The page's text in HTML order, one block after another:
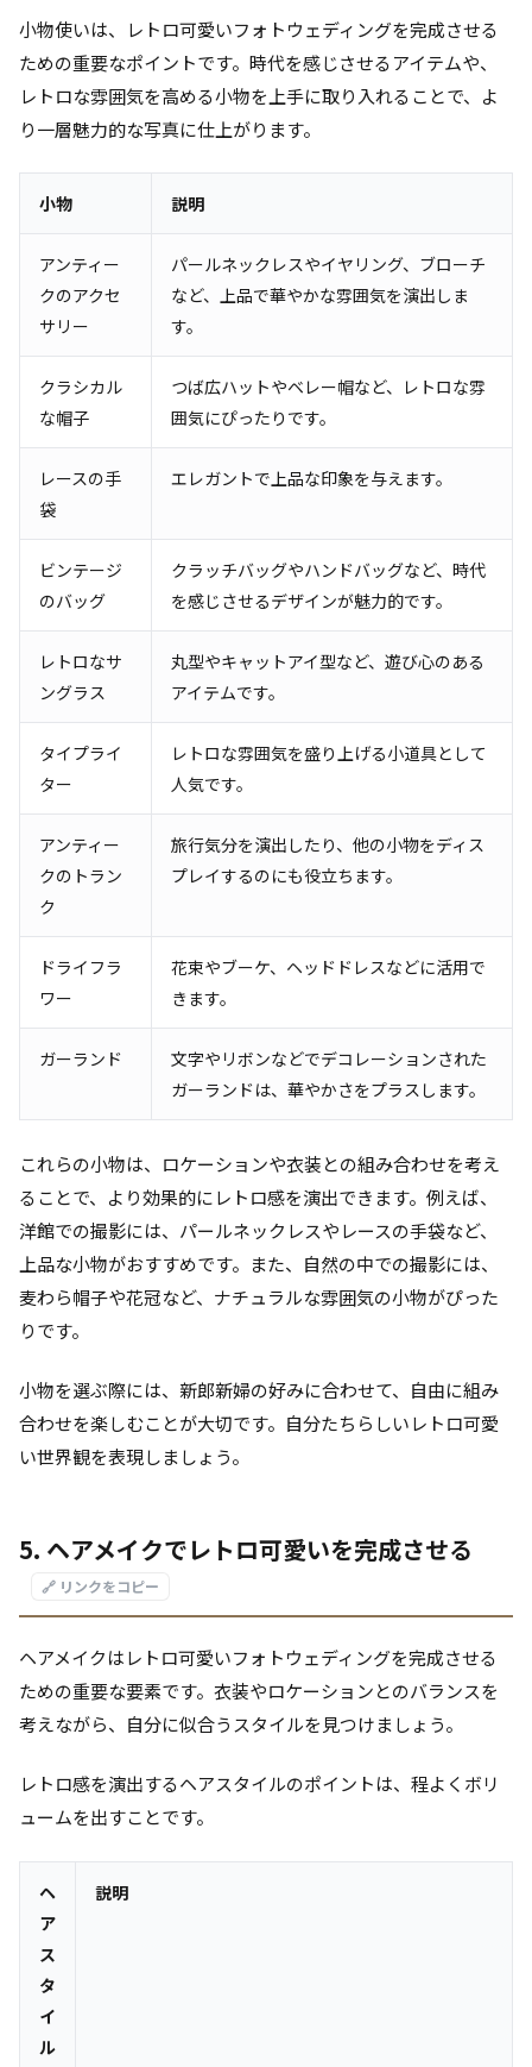
小物使いは、レトロ可愛いフォトウェディングを完成させる
ための重要なポイントです。時代を感じさせるアイテムや、
レトロな雰囲気を高める小物を上手に取り入れることで、よ
り一層魅力的な写真に仕上がります。
小物 説明
アンティー
クのアクセ
サリー
パールネックレスやイヤリング、ブローチ
など、上品で華やかな雰囲気を演出しま
す。
クラシカル
な帽子
つば広ハットやベレー帽など、レトロな雰
囲気にぴったりです。
レースの手
袋
エレガントで上品な印象を与えます。
ビンテージ
のバッグ
クラッチバッグやハンドバッグなど、時代
を感じさせるデザインが魅力的です。
レトロなサ
ングラス
丸型やキャットアイ型など、遊び心のある
アイテムです。
タイプライ
ター
レトロな雰囲気を盛り上げる小道具として
人気です。
アンティー
クのトラン
ク
旅行気分を演出したり、他の小物をディス
プレイするのにも役立ちます。
ドライフラ
ワー
花束やブーケ、ヘッドドレスなどに活用で
きます。
ガーランド
文字やリボンなどでデコレーションされた
ガーランドは、華やかさをプラスします。
これらの小物は、ロケーションや衣装との組み合わせを考え
ることで、より効果的にレトロ感を演出できます。例えば、
洋館での撮影には、パールネックレスやレースの手袋など、
上品な小物がおすすめです。また、自然の中での撮影には、
麦わら帽子や花冠など、ナチュラルな雰囲気の小物がぴった
りです。
小物を選ぶ際には、新郎新婦の好みに合わせて、自由に組み
合わせを楽しむことが大切です。自分たちらしいレトロ可愛
い世界観を表現しましょう。
5. ヘアメイクでレトロ可愛いを完成させる
🔗 リンクをコピー
ヘアメイクはレトロ可愛いフォトウェディングを完成させる
ための重要な要素です。衣装やロケーションとのバランスを
考えながら、自分に似合うスタイルを見つけましょう。
レトロ感を演出するヘアスタイルのポイントは、程よくボリ
ュームを出すことです。
ヘ
ア
ス
タ
イ
ル
説明